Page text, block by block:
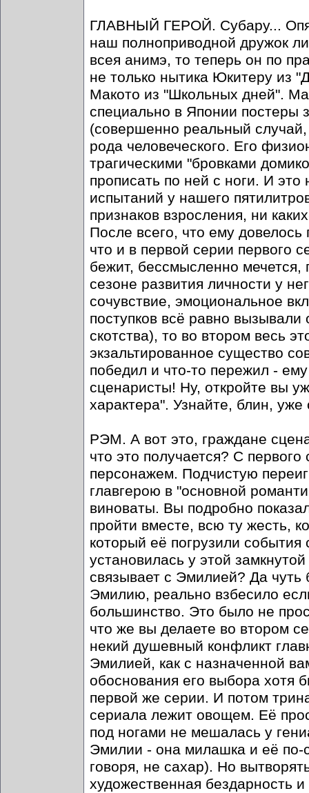
ГЛАВНЫЙ ГЕРОЙ. Субару...
наш полноприводной дружок
всея анимэ, то теперь он по
не только нытика Юкитеру из
Макото из "Школьных дней".
специально в Японии постеры
(совершенно реальный
рода человеческого. Его
трагическими "бровками
прописать по ней с ноги. И это
испытаний у нашего
признаков взросления, ни
После всего, что ему
что и в первой серии первого
бежит, бессмысленно мечется,
сезоне развития личности у
сочувствие, эмоциональное
поступков всё равно вызывали
скотства), то во втором весь
экзальтированное существо
победил и что-то пережил -
сценаристы! Ну, откройте вы
характера". Узнайте, блин,
РЭМ. А вот это, граждане
что это получается? С
персонажем. Подчистую
главгерою в "основной
виноваты. Вы подробно
пройти вместе, всю ту жесть,
который её погрузили
установилась у этой
связывает с Эмилией? Да
Эмилию, реально взбесило
большинство. Это было не
что же вы делаете во втором
некий душевный конфликт
Эмилией, как с назначенной
обоснования его выбора хотя
первой же серии. И потом
сериала лежит овощем. Её
под ногами не мешалась у
Эмилии - она милашка и её по-
говоря, не сахар). Но
художественная бездарность